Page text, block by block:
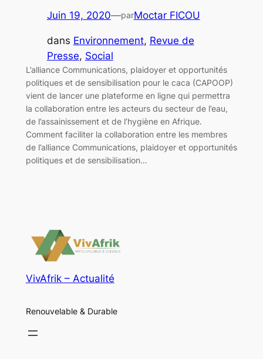
Juin 19, 2020—parMoctar FICOU
dans Environnement, Revue de
Presse, Social
L’alliance Communications, plaidoyer et opportunités
politiques et de sensibilisation pour le caca (CAPOOP)
vient de lancer une plateforme en ligne qui permettra
la collaboration entre les acteurs du secteur de l’eau,
de l’assainissement et de l’hygiène en Afrique.
Comment faciliter la collaboration entre les membres
de l’alliance Communications, plaidoyer et opportunités
politiques et de sensibilisation…
VivAfrik – Actualité
Renouvelable & Durable